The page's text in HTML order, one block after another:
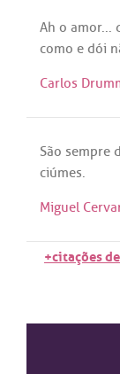
Ah o amor...
como e dói
Carlos
São sempre
ciúmes.
Miguel
+citações